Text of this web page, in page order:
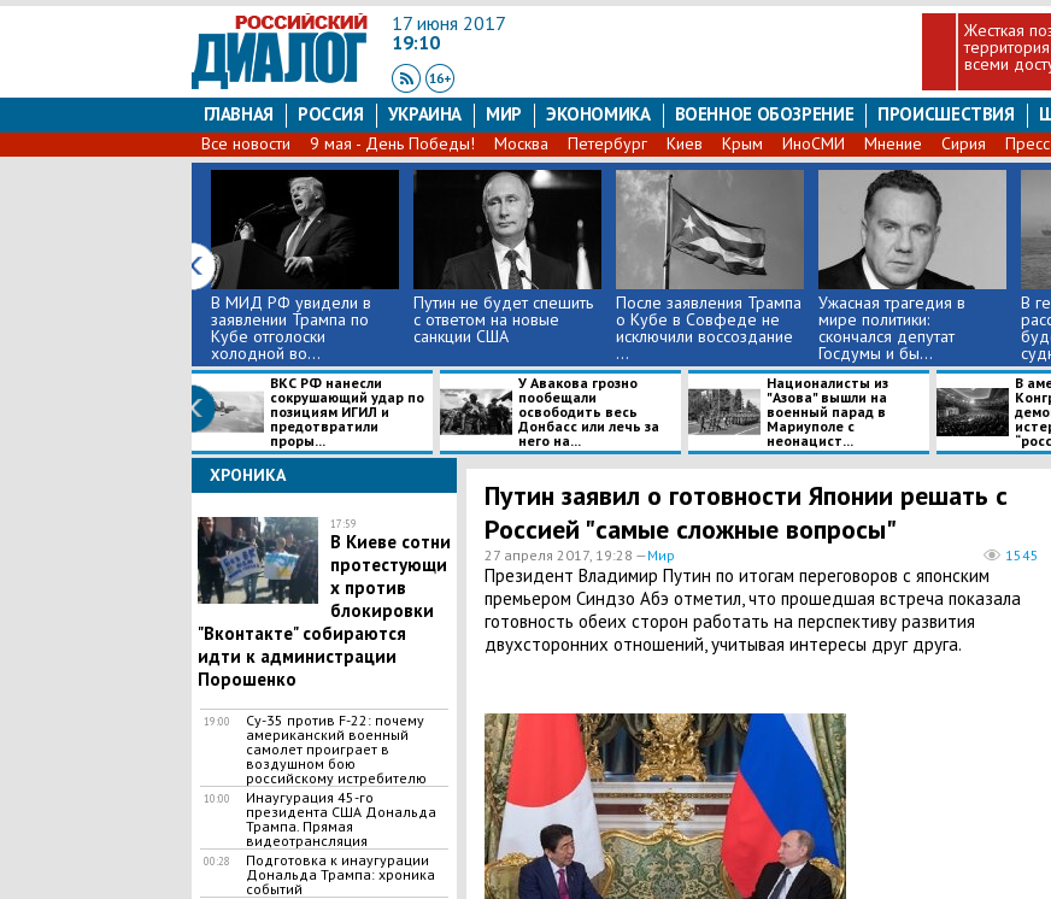
17 июня 2017
19:10
Жесткая
всеми
ГЛАВНАЯ РОССИЯ УКРАИНА МИР ЭКОНОМИКА ВОЕННОЕ ОБОЗРЕНИЕ ПРОИСШЕСТВИЯ
Все новости 9 мая - День Победы! Москва Петербург Киев Крым ИноСМИ Мнение Сирия
В МИД РФ увидели в
заявлении Трампа по
Кубе отголоски
холодной во...
Путин не будет спешить
с ответом на новые
санкции США
После заявления Трампа
о Кубе в Совфеде не
исключили воссоздание
...
​Ужасная трагедия в
мире политики:
скончался депутат
Госдумы и бы...
В
ВКС РФ нанесли
сокрушающий удар по
позициям ИГИЛ и
предотвратили
проры...
У Авакова грозно
пообещали
освободить весь
Донбасс или лечь за
него на...
Националисты из
"Азова" вышли на
военный парад в
Мариуполе с
неонацист...
В
ХРОНИКА
17:59
В Киеве сотни
протестующи
х против
блокировки
"Вконтакте" собираются
идти к администрации
Порошенко
19:00
Су-35 против F-22: почему
американский военный
самолет проиграет в
воздушном бою
российскому истребителю
10:00
Инаугурация 45-го
президента США Дональда
Трампа. Прямая
видеотрансляция
00:28
Подготовка к инаугурации
Дональда Трампа: хроника
событий
Путин заявил о готовности Японии решать с
Россией "самые сложные вопросы"
27 апреля 2017, 19:28 —Мир 1545
Президент Владимир Путин по итогам переговоров с японским
премьером Синдзо Абэ отметил, что прошедшая встреча показала
готовность обеих сторон работать на перспективу развития
двухсторонних отношений, учитывая интересы друг друга.